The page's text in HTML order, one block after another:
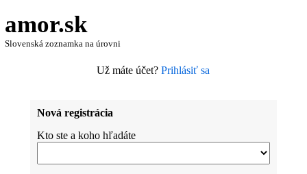
amor.sk
Slovenská zoznamka na úrovni
Už máte účet?Prihlásiť sa
Nová registrácia
Kto ste a koho hľadáte